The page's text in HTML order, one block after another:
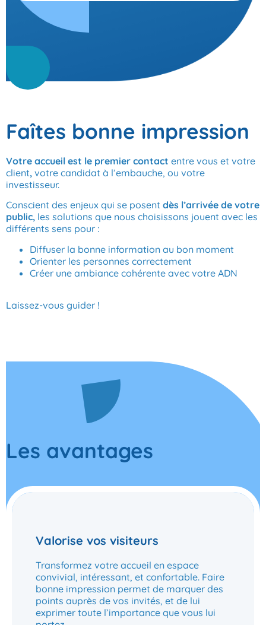
Faîtes bonne impression
Votre accueil est le premier contact entre vous et votre
client, votre candidat à l’embauche, ou votre
investisseur.
Conscient des enjeux qui se posent dès l’arrivée de votre
public, les solutions que nous choisissons jouent avec les
différents sens pour :
Diffuser la bonne information au bon moment
Orienter les personnes correctement
Créer une ambiance cohérente avec votre ADN
Laissez-vous guider !
Les avantages
Valorise vos visiteurs
Transformez votre accueil en espace
convivial, intéressant, et confortable. Faire
bonne impression permet de marquer des
points auprès de vos invités, et de lui
exprimer toute l’importance que vous lui